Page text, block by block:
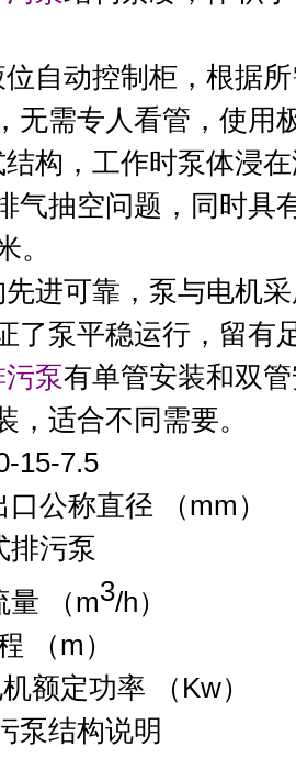
自动控制柜 ，根据
无需专人看管，使用
结构，工作时泵体浸
气抽空问题，同时具
。
进可靠，泵与电机
了泵平稳运行，留有
泵有单管安装和双
，适合不同需要。
15-7.5
公称直径 （mm）
排污泵
量 （m3/h）
（m）
额定功率 （Kw）
泵结构说明